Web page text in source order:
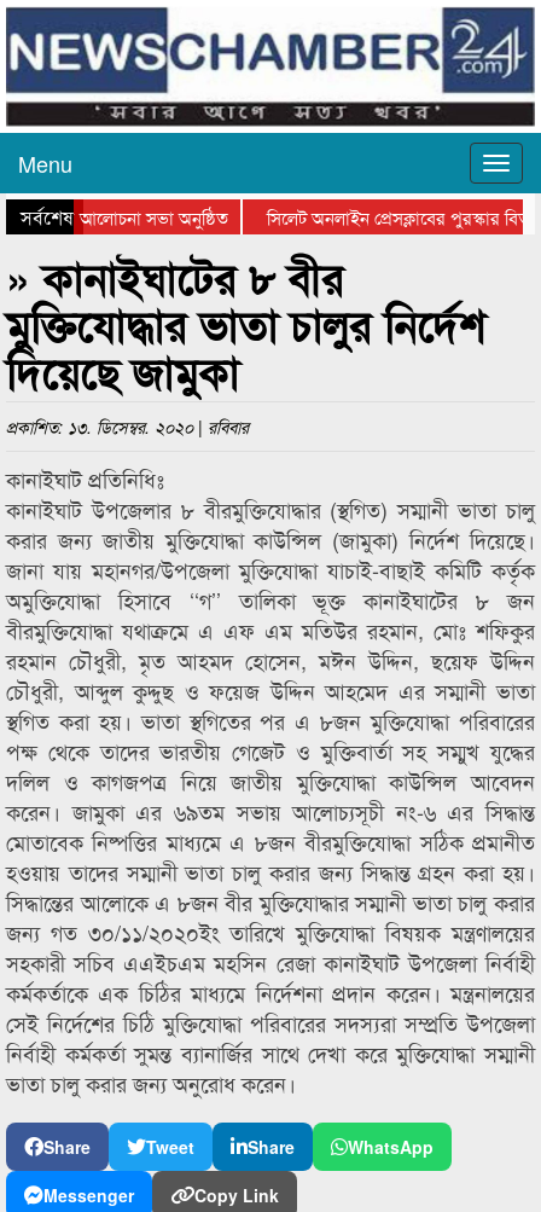
Menu
সর্বশেষ
দিবসের আলোচনা সভা অনুষ্ঠিত
সিলেট অনলাইন প্রেসক্লাবের পুরস্কার
সভা ও সম্মাননা প্রদান
কানাইঘাটের কিশোর আহাদের খুনি
» কানাইঘাটের ৮ বীর
মুক্তিযোদ্ধার ভাতা চালুর নির্দেশ
দিয়েছে জামুকা
প্রকাশিত: ১৩. ডিসেম্বর. ২০২০ | রবিবার
কানাইঘাট প্রতিনিধিঃ
কানাইঘাট উপজেলার ৮ বীরমুক্তিযোদ্ধার (স্থগিত) সম্মানী ভাতা চালু
করার জন্য জাতীয় মুক্তিযোদ্ধা কাউন্সিল (জামুকা) নির্দেশ দিয়েছে।
জানা যায় মহানগর/উপজেলা মুক্তিযোদ্ধা যাচাই-বাছাই কমিটি কর্তৃক
অমুক্তিযোদ্ধা হিসাবে ‘‘গ’’ তালিকা ভূক্ত কানাইঘাটের ৮ জন
বীরমুক্তিযোদ্ধা যথাক্রমে এ এফ এম মতিউর রহমান, মোঃ শফিকুর
রহমান চৌধুরী, মৃত আহমদ হোসেন, মঈন উদ্দিন, ছয়েফ উদ্দিন
চৌধুরী, আব্দুল কুদ্দুছ ও ফয়েজ উদ্দিন আহমেদ এর সম্মানী ভাতা
স্থগিত করা হয়। ভাতা স্থগিতের পর এ ৮জন মুক্তিযোদ্ধা পরিবারের
পক্ষ থেকে তাদের ভারতীয় গেজেট ও মুক্তিবার্তা সহ সম্মুখ যুদ্ধের
দলিল ও কাগজপত্র নিয়ে জাতীয় মুক্তিযোদ্ধা কাউন্সিল আবেদন
করেন। জামুকা এর ৬৯তম সভায় আলোচ্যসূচী নং-৬ এর সিদ্ধান্ত
মোতাবেক নিষ্পত্তির মাধ্যমে এ ৮জন বীরমুক্তিযোদ্ধা সঠিক প্রমানীত
হওয়ায় তাদের সম্মানী ভাতা চালু করার জন্য সিদ্ধান্ত গ্রহন করা হয়।
সিদ্ধান্তের আলোকে এ ৮জন বীর মুক্তিযোদ্ধার সম্মানী ভাতা চালু করার
জন্য গত ৩০/১১/২০২০ইং তারিখে মুক্তিযোদ্ধা বিষয়ক মন্ত্রণালয়ের
সহকারী সচিব এএইচএম মহসিন রেজা কানাইঘাট উপজেলা নির্বাহী
কর্মকর্তাকে এক চিঠির মাধ্যমে নির্দেশনা প্রদান করেন। মন্ত্রনালয়ের
সেই নির্দেশের চিঠি মুক্তিযোদ্ধা পরিবারের সদস্যরা সম্প্রতি উপজেলা
নির্বাহী কর্মকর্তা সুমন্ত ব্যানার্জির সাথে দেখা করে মুক্তিযোদ্ধা সম্মানী
ভাতা চালু করার জন্য অনুরোধ করেন।
Share Tweet Share
WhatsApp
Messenger
Copy Link